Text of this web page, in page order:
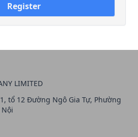
Register
LIMITED
tổ 12 Đường Ngô Gia Tự, Phường